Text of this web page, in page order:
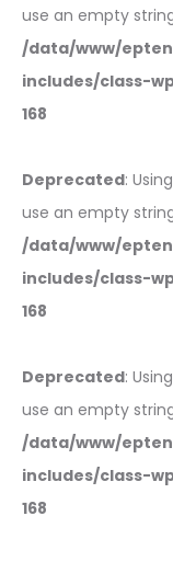
use an empty
/data/www/
includes/class-
168
Deprecated:
use an empty
/data/www/
includes/class-
168
Deprecated:
use an empty
/data/www/
includes/class-
168